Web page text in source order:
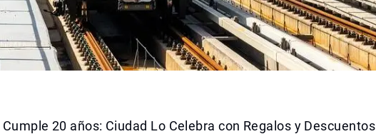
Cumple 20 años: Ciudad Lo Celebra con Regalos y Descuentos